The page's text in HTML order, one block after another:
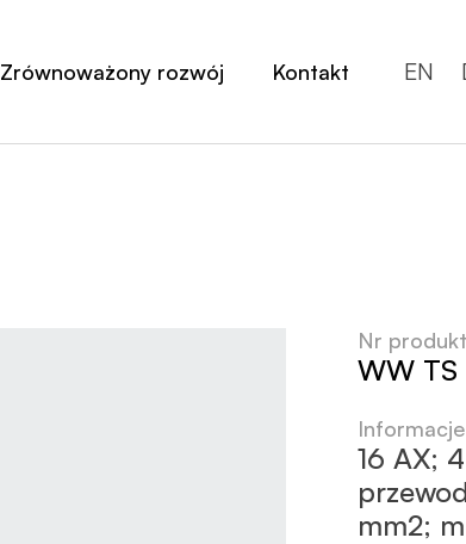
Zrównoważony rozwój Kontakt EN
Nr
WW TS
16 AX;
mm2;